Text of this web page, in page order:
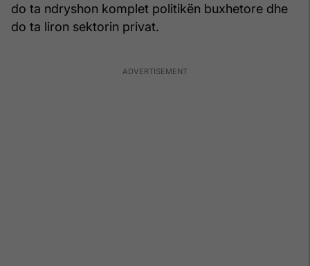
do ta ndryshon komplet politikën buxhetore dhe
do ta liron sektorin privat.